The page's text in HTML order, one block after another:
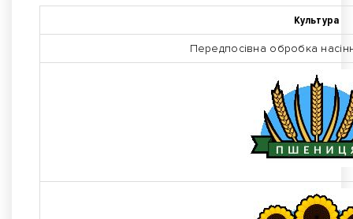
Культура
Передпосівна обробка